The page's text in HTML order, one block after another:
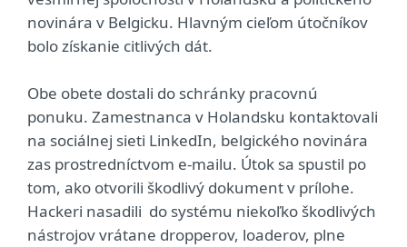
novinára v Belgicku. Hlavným cieľom útočníkov
bolo získanie citlivých dát.
Obe obete dostali do schránky pracovnú
ponuku. Zamestnanca v Holandsku kontaktovali
na sociálnej sieti LinkedIn, belgického novinára
zas prostredníctvom e-mailu. Útok sa spustil po
tom, ako otvorili škodlivý dokument v prílohe.
Hackeri nasadili do systému niekoľko škodlivých
nástrojov vrátane dropperov, loaderov, plne